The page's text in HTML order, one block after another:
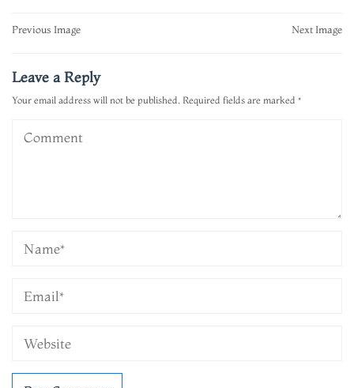
Post
Previous Image Next Image
Leave a Reply
Your email address will not be published. Required fields are marked *